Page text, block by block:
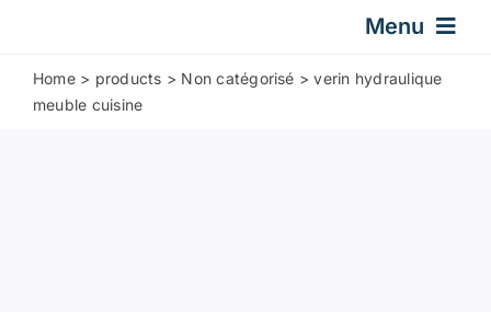
content
Menu
Accueil
Home> products > Non catégorisé >verin hydraulique
meuble cuisine